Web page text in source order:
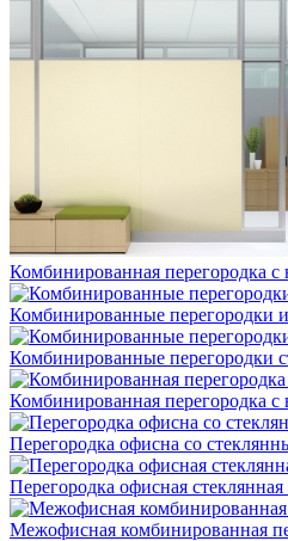
Комбинированная перегородка
Комбинированные перегородки
Комбинированные перегородки
Комбинированная перегородка с
Перегородка офисна со
Перегородка офисная
Межофисная комбинированная